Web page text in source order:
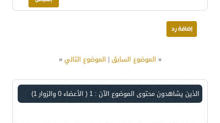
« الموضوع السابق| الموضوع التالي»
الذين يشاهدون محتوى الموضوع الآن : 1 ( الأعضاء 0 والزوار 1)